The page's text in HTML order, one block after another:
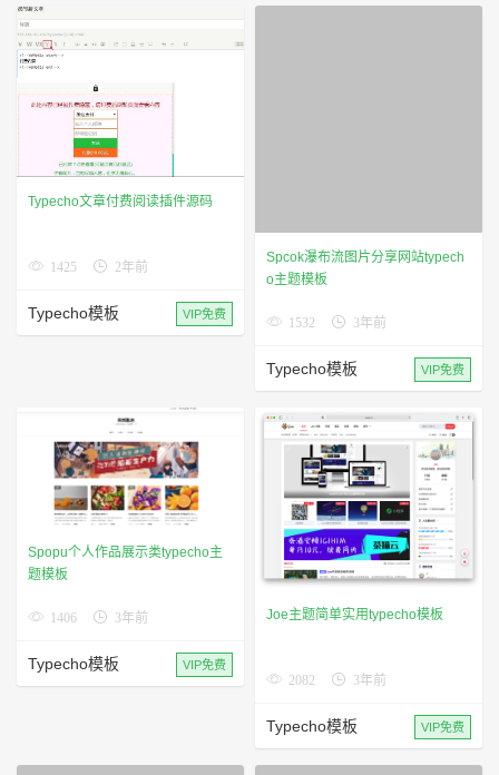
Typecho文章付费阅读插件源码
1425 2年前
Typecho模板 VIP免费
1532 3年前
Spopu个人作品展示类typecho主
题模板
1406 3年前
Typecho模板
Joe主题简单实用typecho模板
2082 3年前
Typecho模板